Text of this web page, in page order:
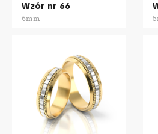
Wzór nr 66
6mm